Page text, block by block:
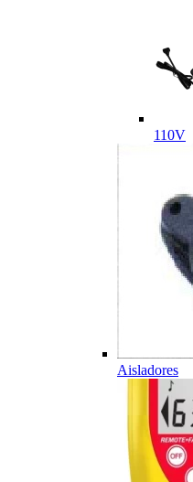
110V
Aisladores